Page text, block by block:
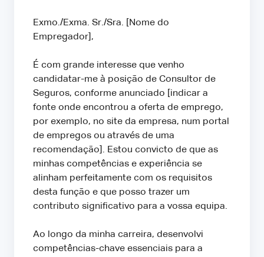
Exmo./Exma. Sr./Sra. [Nome do
Empregador],
É com grande interesse que venho
candidatar-me à posição de Consultor de
Seguros, conforme anunciado [indicar a
fonte onde encontrou a oferta de emprego,
por exemplo, no site da empresa, num portal
de empregos ou através de uma
recomendação]. Estou convicto de que as
minhas competências e experiência se
alinham perfeitamente com os requisitos
desta função e que posso trazer um
contributo significativo para a vossa equipa.
Ao longo da minha carreira, desenvolvi
competências-chave essenciais para a